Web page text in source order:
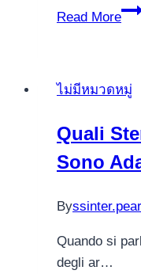
Read More
of
ไม่มีหมวดหมู่
Quali
Sono
Byssinter.pear
Quando si
degli ar…